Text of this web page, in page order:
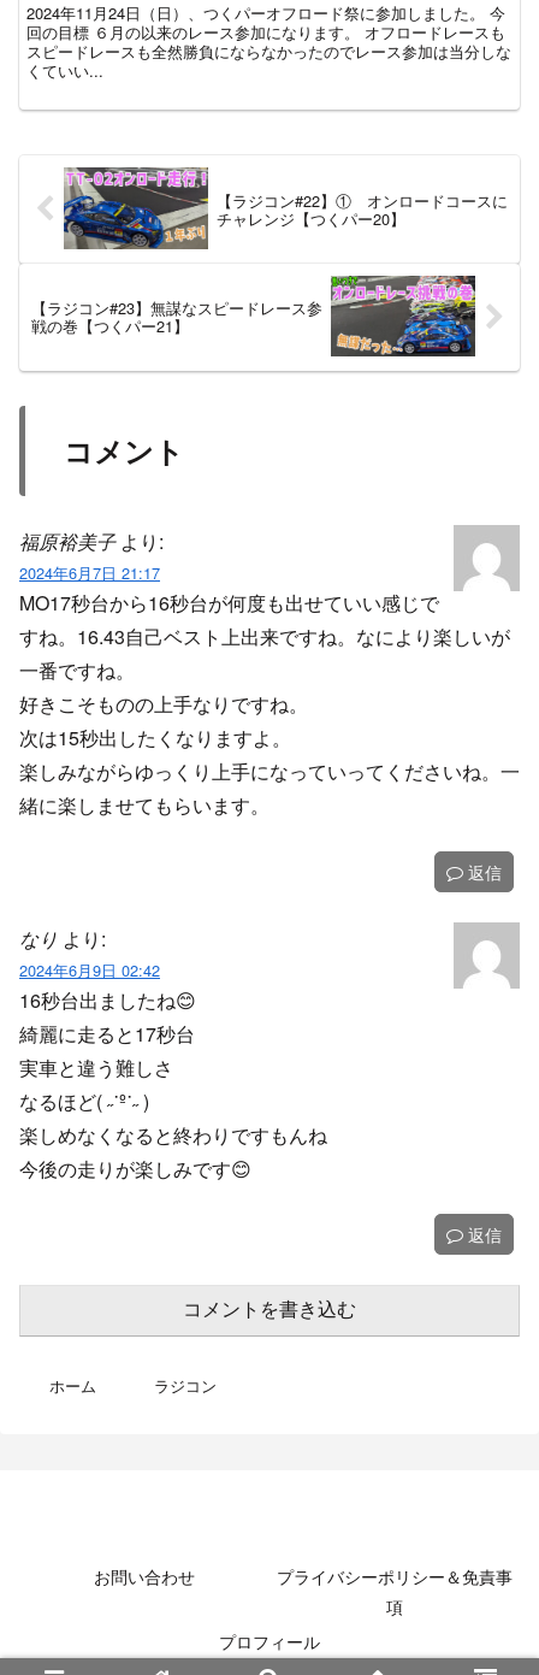
2024年11月24日（日）、つくパーオフロード祭に参加しました。 今
回の目標 ６月の以来のレース参加になります。 オフロードレースも
スピードレースも全然勝負にならなかったのでレース参加は当分しな
くていい...
【ラジコン#22】① オンロードコースに
チャレンジ【つくパー20】
【ラジコン#23】無謀なスピードレース参
戦の巻【つくパー21】
コメント
福原裕美子 より:
2024年6月7日 21:17
MO17秒台から16秒台が何度も出せていい感じで
すね。16.43自己ベスト上出来ですね。なにより楽しいが
一番ですね。
好きこそものの上手なりですね。
次は15秒出したくなりますよ。
楽しみながらゆっくり上手になっていってくださいね。一
緒に楽しませてもらいます。
返信
なり より:
2024年6月9日 02:42
16秒台出ましたね😊
綺麗に走ると17秒台
実車と違う難しさ
なるほど( ˶˙º˙˶ )
楽しめなくなると終わりですもんね
今後の走りが楽しみです😊
返信
コメントを書き込む
ホーム ラジコン
お問い合わせ
プライバシーポリシー＆免責事
項
プロフィール